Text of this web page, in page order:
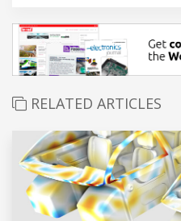
RELATED ARTICLES